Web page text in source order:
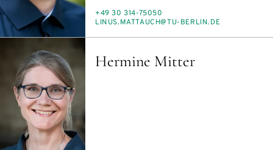
TELEFON
+49 30 314-75050
E-
LI­NUS.MATTAUCH@TU-BER­LIN.DE
Hermine Mitter